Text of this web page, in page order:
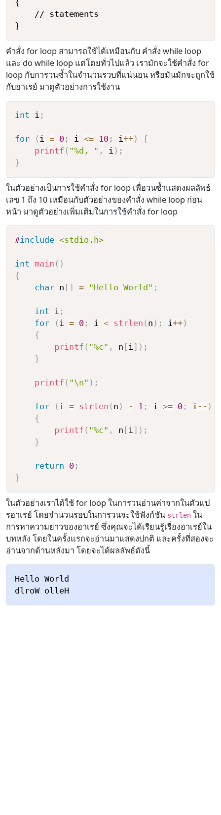
{
    // statements
คำสั่ง for loop สามารถใช้ได้เหมือนกับ คำสั่ง while loop
และ do while loop แต่โดยทั่วไปแล้ว เรามักจะใช้คำสั่ง for
loop กับการวนซ้ำในจำนวนรวบที่แน่นอน หรือมันมักจะถูกใช้
กับอาเรย์ มาดูตัวอย่างการใช้งาน
int i ;
for ( i = 0; i <= 10; i++)
{
printf ( "%d, " , i ) ;
}
ในตัวอย่างเป็นการใช้คำสั่ง for loop เพื่อวนซ้ำแสดงผลลัพธ์
เลข 1 ถึง 10 เหมือนกับตัวอย่างของคำสั่ง while loop ก่อน
หน้า มาดูตัวอย่างเพิ่มเติมในการใช้คำสั่ง for loop
#include <stdio.h>
int main ( )
{
char n [ ] = "Hello World" ;
int i ;
for
( i = 0; i < strlen ( n ) ; i++)
{
printf ( "%c" , n [i ] ) ;
}
printf ( "\n" ) ;
for ( i = strlen ( n ) - 1 ; i >= 0; i -- )
{
printf ( "%c" , n [i ] ) ;
}
return 0;
}
ในตัวอย่างเราได้ใช้ for loop ในการวนอ่านค่าจากในตัวแป
รอาเรย์ โดยจำนวนรอบในการวนจะใช้ฟังก์ชัน strlen ใน
การหาความยาวของอาเรย์ ซึ่งคุณจะได้เรียนรู้เรื่องอาเรย์ใน
บทหลัง โดยในครั้งแรกจะอ่านมาแสดงปกติ และครั้งที่สองจะ
อ่านจากด้านหลังมา โดยจะได้ผลลัพธ์ดังนี้
Hello World
dlroW olleH